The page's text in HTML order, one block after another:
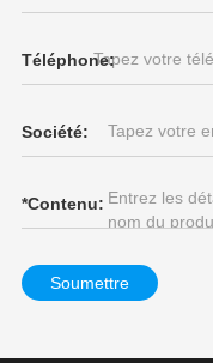
Téléphone:
Société:
*Contenu:
Soumettre